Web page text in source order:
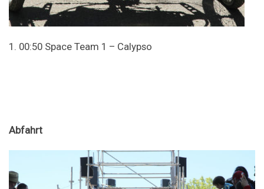
1. 00:50 Space Team 1 – Calypso
Abfahrt